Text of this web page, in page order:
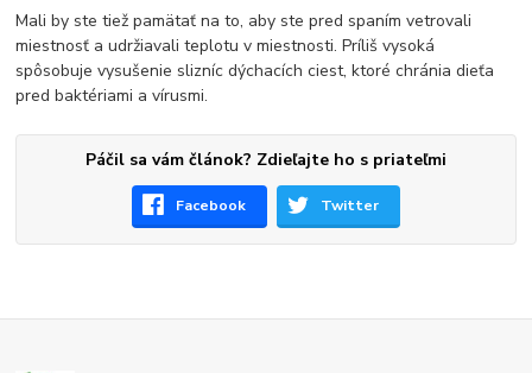
Mali by ste tiež pamätať na to, aby ste pred spaním vetrovali
miestnosť a udržiavali teplotu v miestnosti. Príliš vysoká
spôsobuje vysušenie slizníc dýchacích ciest, ktoré chránia dieťa
pred baktériami a vírusmi.
Páčil sa vám článok? Zdieľajte ho s priateľmi
Facebook Twitter